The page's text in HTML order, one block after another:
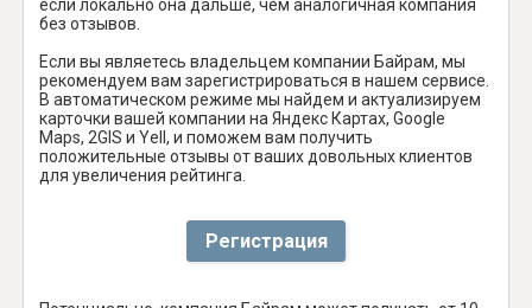
если локально она дальше, чем аналогичная компания
без отзывов.
Если вы являетесь владельцем компании Байрам, мы
рекомендуем вам зарегистрироваться в нашем сервисе.
В автоматическом режиме мы найдем и актуализируем
карточки вашей компании на Яндекс Картах, Google
Maps, 2GIS и Yell, и поможем вам получить
положительные отзывы от ваших довольных клиентов
для увеличения рейтинга.
Регистрация